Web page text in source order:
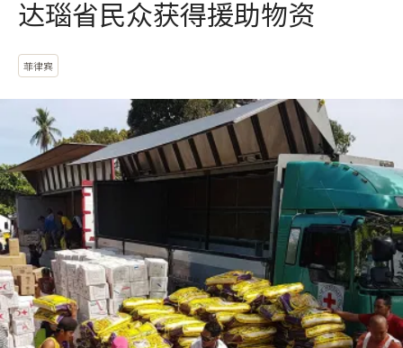
达瑙省民众获得援助物资
菲律宾